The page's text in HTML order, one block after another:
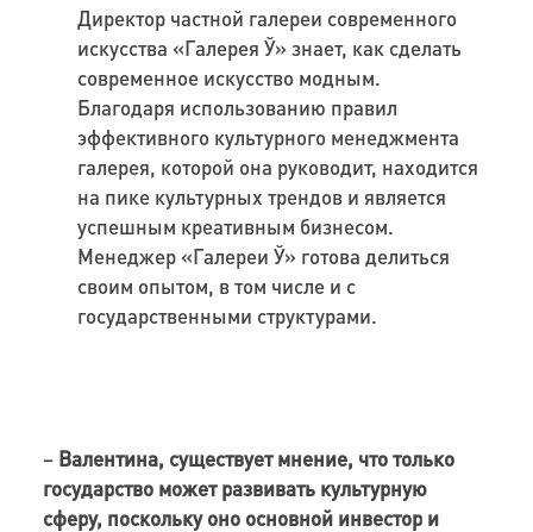
Директор частной галереи современного
искусства «Галерея Ў» знает, как сделать
современное искусство модным.
Благодаря использованию правил
эффективного культурного менеджмента
галерея, которой она руководит, находится
на пике культурных трендов и является
успешным креативным бизнесом.
Менеджер «Галереи Ў» готова делиться
своим опытом, в том числе и с
государственными структурами.
–Валентина, существует мнение, что только
государство может развивать культурную
сферу, поскольку оно основной инвестор и